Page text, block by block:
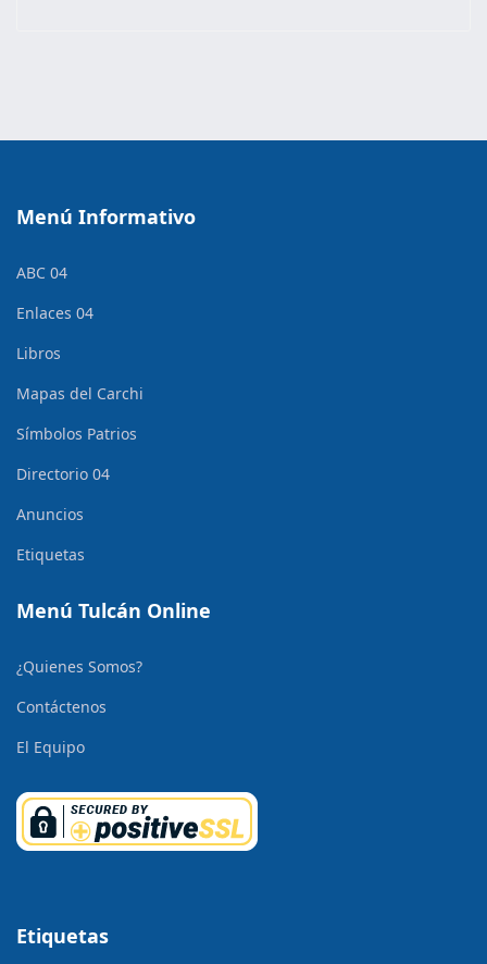
Menú Informativo
ABC 04
Enlaces 04
Libros
Mapas del Carchi
Símbolos Patrios
Directorio 04
Anuncios
Etiquetas
Menú Tulcán Online
¿Quienes Somos?
Contáctenos
El Equipo
Etiquetas